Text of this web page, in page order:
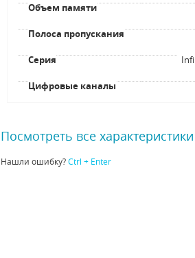
Объем памяти
Полоса пропускания
Серия
Цифровые каналы
Посмотреть все
Нашли ошибку?Ctrl + Enter